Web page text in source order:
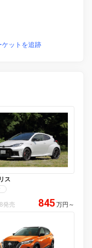
ットを追跡
ス
発売 845 万円 ～